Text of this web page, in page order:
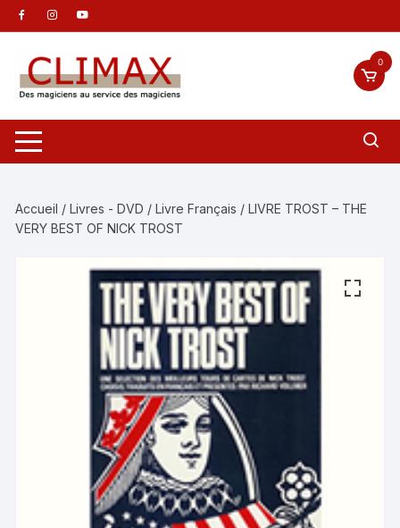
Aller
au
contenu
0
Accueil /Livres - DVD /Livre Français / LIVRE TROST – THE
VERY BEST OF NICK TROST